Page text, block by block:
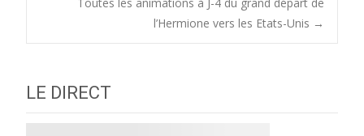
l’Hermione vers les Etats-Unis →
LE DIRECT